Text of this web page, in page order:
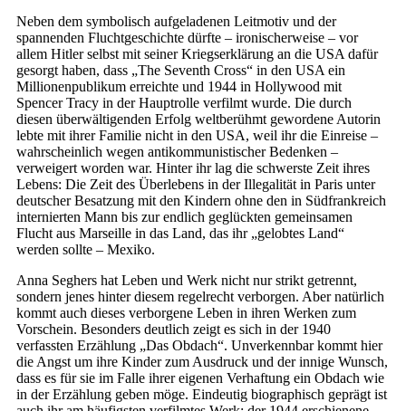
Neben dem symbolisch aufgeladenen Leitmotiv und der
spannenden Fluchtgeschichte dürfte – ironischerweise – vor
allem Hitler selbst mit seiner Kriegserklärung an die USA dafür
gesorgt haben, dass „The Seventh Cross“ in den USA ein
Millionenpublikum erreichte und 1944 in Hollywood mit
Spencer Tracy in der Hauptrolle verfilmt wurde. Die durch
diesen überwältigenden Erfolg weltberühmt gewordene Autorin
lebte mit ihrer Familie nicht in den USA, weil ihr die Einreise –
wahrscheinlich wegen antikommunistischer Bedenken –
verweigert worden war. Hinter ihr lag die schwerste Zeit ihres
Lebens: Die Zeit des Überlebens in der Illegalität in Paris unter
deutscher Besatzung mit den Kindern ohne den in Südfrankreich
internierten Mann bis zur endlich geglückten gemeinsamen
Flucht aus Marseille in das Land, das ihr „gelobtes Land“
werden sollte – Mexiko.
Anna Seghers hat Leben und Werk nicht nur strikt getrennt,
sondern jenes hinter diesem regelrecht verborgen. Aber natürlich
kommt auch dieses verborgene Leben in ihren Werken zum
Vorschein. Besonders deutlich zeigt es sich in der 1940
verfassten Erzählung „Das Obdach“. Unverkennbar kommt hier
die Angst um ihre Kinder zum Ausdruck und der innige Wunsch,
dass es für sie im Falle ihrer eigenen Verhaftung ein Obdach wie
in der Erzählung geben möge. Eindeutig biographisch geprägt ist